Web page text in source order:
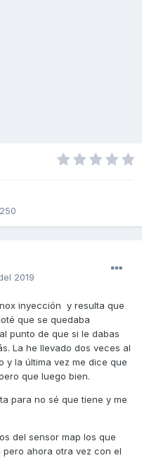
2019
inyección y resulta que
que se quedaba
punto de que si le dabas
La he llevado dos veces al
y la última vez me dice que
que luego bien.
para no sé que tiene y me
del sensor map los que
ahora otra vez con el